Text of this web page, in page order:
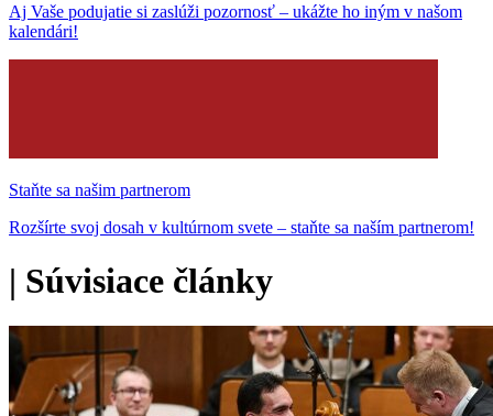
Aj Vaše podujatie si zaslúži pozornosť – ukážte ho iným v našom
kalendári!
Staňte sa našim partnerom
Rozšírte svoj dosah v kultúrnom svete – staňte sa naším partnerom!
| Súvisiace články